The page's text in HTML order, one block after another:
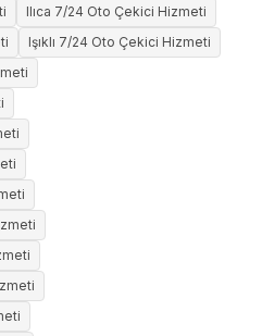
Ilıca 7/24 Oto Çekici Hizmeti
Işıklı 7/24 Oto Çekici Hizmeti